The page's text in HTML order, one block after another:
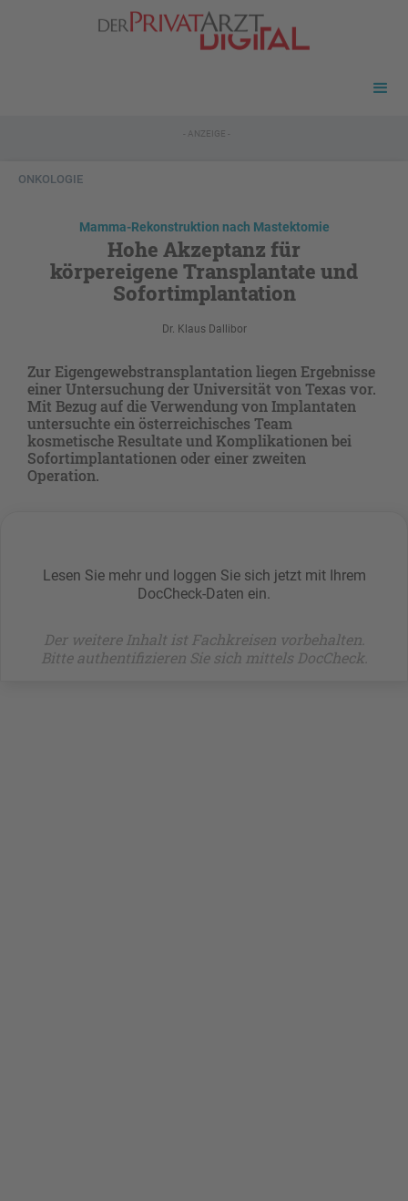
- ANZEIGE -
ONKOLOGIE
Mamma-Rekonstruktion nach Mastektomie
Hohe Akzeptanz für
körpereigene Transplantate und
Sofortimplantation
Dr. Klaus Dallibor
Zur Eigengewebstransplantation liegen Ergebnisse
einer Untersuchung der Universität von Texas vor.
Mit Bezug auf die Verwendung von Implantaten
untersuchte ein österreichisches Team
kosmetische Resultate und Komplikationen bei
Sofortimplantationen oder einer zweiten
Operation.
Lesen Sie mehr und loggen Sie sich jetzt mit Ihrem
DocCheck-Daten ein.
Der weitere Inhalt ist Fachkreisen vorbehalten.
Bitte authentifizieren Sie sich mittels DocCheck.